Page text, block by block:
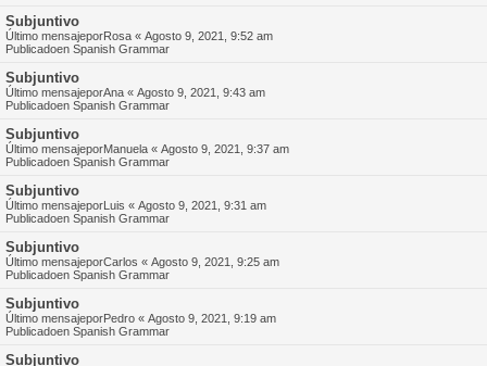
Subjuntivo
Último mensajeporRosa « Agosto 9, 2021, 9:52 am
Publicadoen Spanish Grammar
Subjuntivo
Último mensajeporAna « Agosto 9, 2021, 9:43 am
Publicadoen Spanish Grammar
Subjuntivo
Último mensajeporManuela « Agosto 9, 2021, 9:37 am
Publicadoen Spanish Grammar
Subjuntivo
Último mensajeporLuis « Agosto 9, 2021, 9:31 am
Publicadoen Spanish Grammar
Subjuntivo
Último mensajeporCarlos « Agosto 9, 2021, 9:25 am
Publicadoen Spanish Grammar
Subjuntivo
Último mensajeporPedro « Agosto 9, 2021, 9:19 am
Publicadoen Spanish Grammar
Subjuntivo